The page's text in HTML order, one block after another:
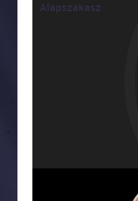
Alapszakasz